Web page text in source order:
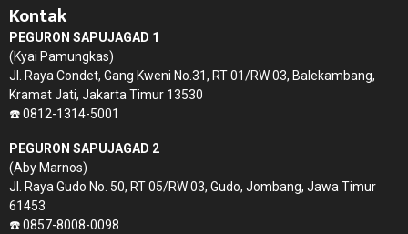
Kontak
PEGURON SAPUJAGAD 1
(Kyai Pamungkas)
Jl. Raya Condet, Gang Kweni No.31, RT 01/RW 03, Balekambang,
Kramat Jati, Jakarta Timur 13530
☎️ 0812-1314-5001
PEGURON SAPUJAGAD 2
(Aby Marnos)
Jl. Raya Gudo No. 50, RT 05/RW 03, Gudo, Jombang, Jawa Timur
61453
☎️ 0857-8008-0098